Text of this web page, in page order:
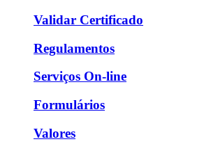
Validar Certificado
Regulamentos
Serviços On-line
Formulários
Valores